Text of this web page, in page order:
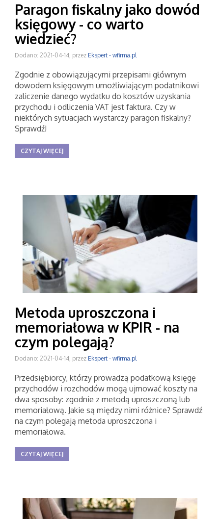
Paragon fiskalny jako dowód
księgowy - co warto
wiedzieć?
Dodano: 2021-04-14, przez Ekspert - wfirma.pl
Zgodnie z obowiązującymi przepisami głównym
dowodem księgowym umożliwiającym podatnikowi
zaliczenie danego wydatku do kosztów uzyskania
przychodu i odliczenia VAT jest faktura. Czy w
niektórych sytuacjach wystarczy paragon fiskalny?
Sprawdź!
CZYTAJ WIĘCEJ
Metoda uproszczona i
memoriałowa w KPIR - na
czym polegają?
Dodano: 2021-04-14, przez Ekspert - wfirma.pl
Przedsiębiorcy, którzy prowadzą podatkową księgę
przychodów i rozchodów mogą ujmować koszty na
dwa sposoby: zgodnie z metodą uproszczoną lub
memoriałową. Jakie są między nimi różnice? Sprawdź
na czym polegają metoda uproszczona i
memoriałowa.
CZYTAJ WIĘCEJ